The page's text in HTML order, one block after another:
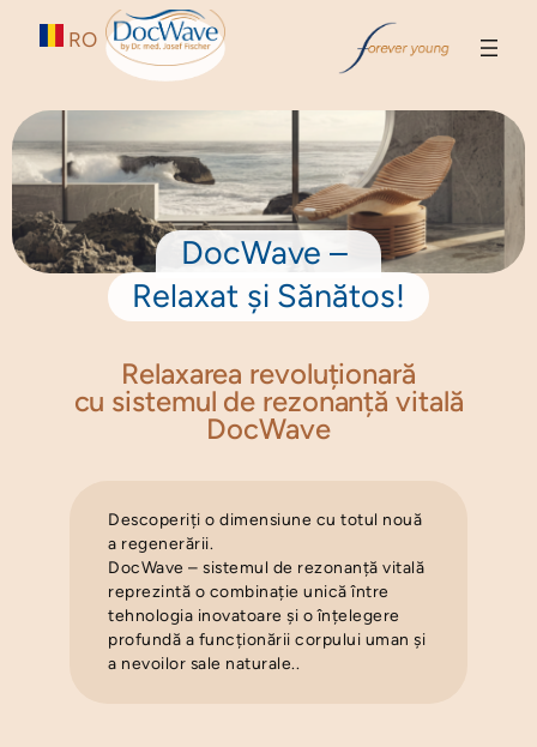
Zum
Inhalt
RO
DocWave –
Relaxat și Sănătos!
Relaxarea revoluționară
cu sistemul de rezonanță vitală
DocWave
Descoperiți o dimensiune cu totul nouă
a regenerării.
DocWave – sistemul de rezonanță vitală
reprezintă o combinație unică între
tehnologia inovatoare și o înțelegere
profundă a funcționării corpului uman și
a nevoilor sale naturale..